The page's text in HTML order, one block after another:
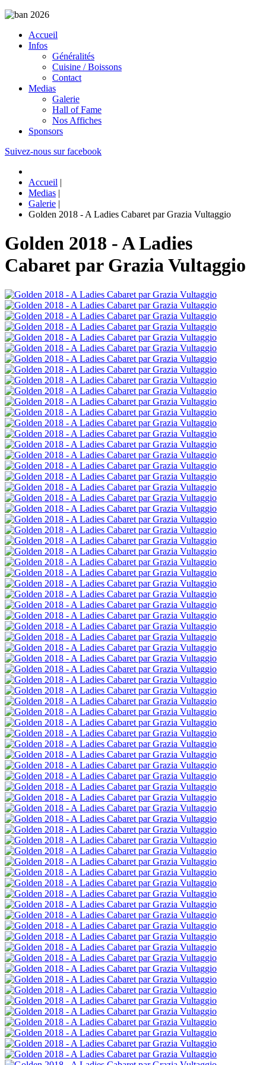
Accueil
Infos
Généralités
Cuisine / Boissons
Contact
Medias
Galerie
Hall of Fame
Nos Affiches
Sponsors
Suivez-nous sur facebook
Accueil |
Medias |
Galerie |
Golden 2018 - A Ladies Cabaret par Grazia Vultaggio
Golden 2018 - A Ladies
Cabaret par Grazia Vultaggio